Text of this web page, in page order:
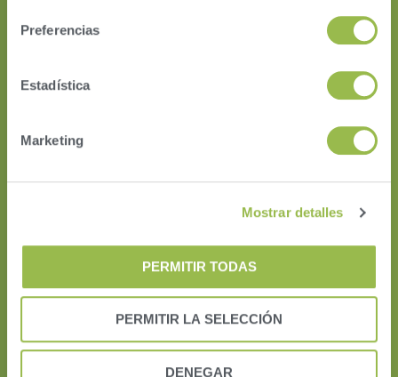
Preferencias
Estadística
Marketing
Mostrar detalles
PERMITIR TODAS
PERMITIR LA SELECCIÓN
DENEGAR
DairyComp
FEED